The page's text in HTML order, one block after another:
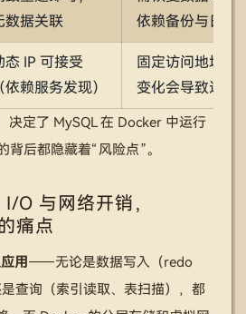
数据关联
依赖备份与日志
态 IP 可接受
（依赖服务发现）
固定访问地址，
变化会导致连接
决定了 MySQL 在 Docker 中运行
背后都隐藏着“风险点”。
O 与网络开销，
痛点
用 ——无论是数据写入（redo
查询（索引读取、表扫描），都